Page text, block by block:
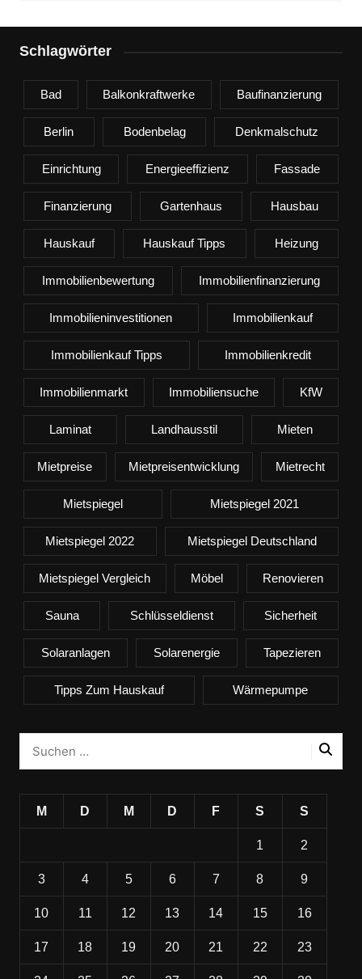
Schlagwörter
Bad Balkonkraftwerke Baufinanzierung
Berlin Bodenbelag Denkmalschutz
Einrichtung Energieeffizienz Fassade
Finanzierung Gartenhaus Hausbau
Hauskauf Hauskauf Tipps Heizung
Immobilienbewertung Immobilienfinanzierung
Immobilieninvestitionen Immobilienkauf
Immobilienkauf Tipps Immobilienkredit
Immobilienmarkt Immobiliensuche KfW
Laminat Landhausstil Mieten
Mietpreise Mietpreisentwicklung Mietrecht
Mietspiegel Mietspiegel 2021
Mietspiegel 2022 Mietspiegel Deutschland
Mietspiegel Vergleich Möbel Renovieren
Sauna Schlüsseldienst Sicherheit
Solaranlagen Solarenergie Tapezieren
Tipps Zum Hauskauf Wärmepumpe
M D M D F S S
1 2
3 4 5 6 7 8 9
10 11 12 13 14 15 16
17 18 19 20 21 22 23